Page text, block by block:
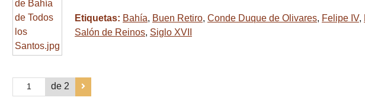
Etiquetas: Bahía, Buen Retiro, Conde Duque de Olivares, Felipe IV,
Salón de Reinos, Siglo XVII
de 2